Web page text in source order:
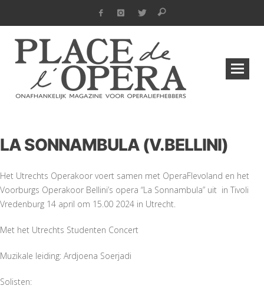
LA SONNAMBULA (V.BELLINI)
Het Utrechts Operakoor voert samen met OperaFlevoland en het
Voorburgs Operakoor Bellini’s opera “La Sonnambula” uit in Tivoli
Vredenburg 14 april om 15.00 2024 in Utrecht.
Met het Utrechts Studenten Concert
Muzikale leiding: Ardjoena Soerjadi
Solisten: